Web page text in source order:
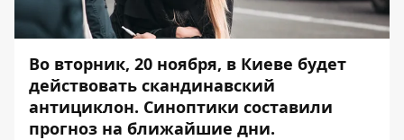
Во вторник, 20 ноября, в Киеве будет
действовать скандинавский
антициклон. Синоптики составили
прогноз на ближайшие дни.